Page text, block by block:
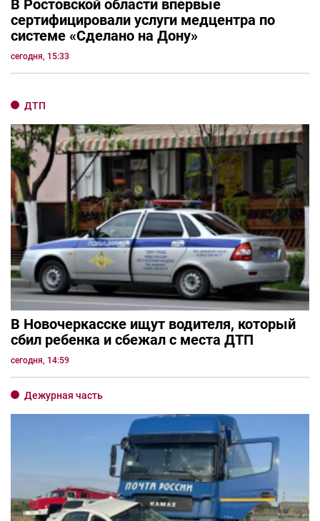
В Ростовской области впервые
сертифицировали услуги медцентра по
системе «Сделано на Дону»
сегодня, 15:33
ДТП
В Новочеркасске ищут водителя, который
сбил ребенка и сбежал с места ДТП
сегодня, 14:59
Дежурная часть